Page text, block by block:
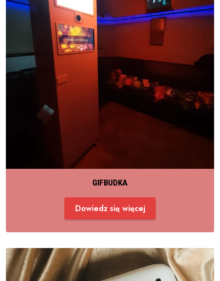
GIFBUDKA
Dowiedz się więcej